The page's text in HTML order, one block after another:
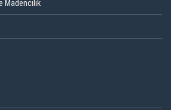
Madencilik